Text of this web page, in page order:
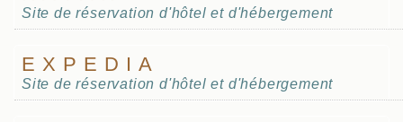
Site de réservation d'hôtel et d'hébergement
EXPEDIA
Site de réservation d'hôtel et d'hébergement